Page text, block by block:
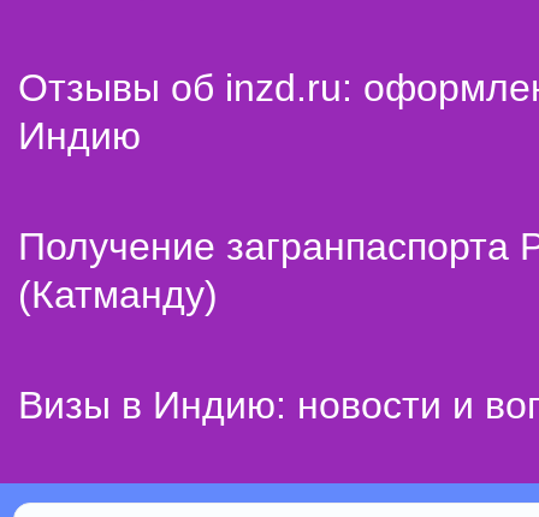
Отзывы об inzd.ru:
Индию
Получение
(Катманду)
Визы в Индию: новости и